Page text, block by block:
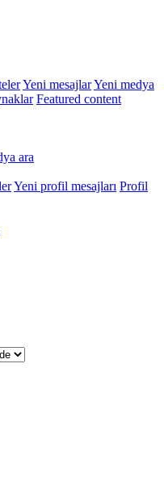
Yeni mesajlarYeni medya
Featured content
ara
Yeni profil mesajları Profil